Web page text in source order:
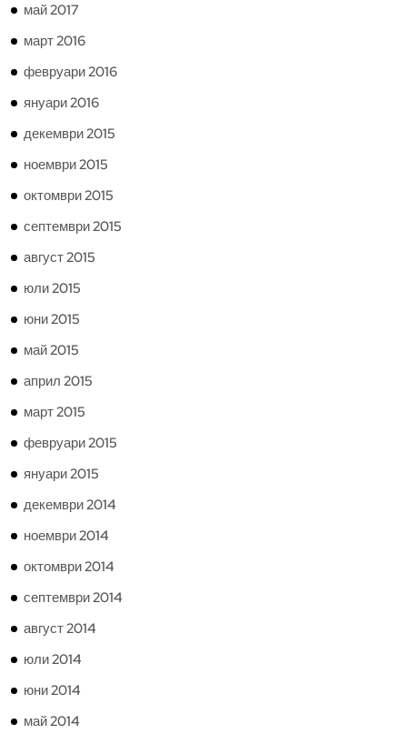
май 2017
март 2016
февруари 2016
януари 2016
декември 2015
ноември 2015
октомври 2015
септември 2015
август 2015
юли 2015
юни 2015
май 2015
април 2015
март 2015
февруари 2015
януари 2015
декември 2014
ноември 2014
октомври 2014
септември 2014
август 2014
юли 2014
юни 2014
май 2014